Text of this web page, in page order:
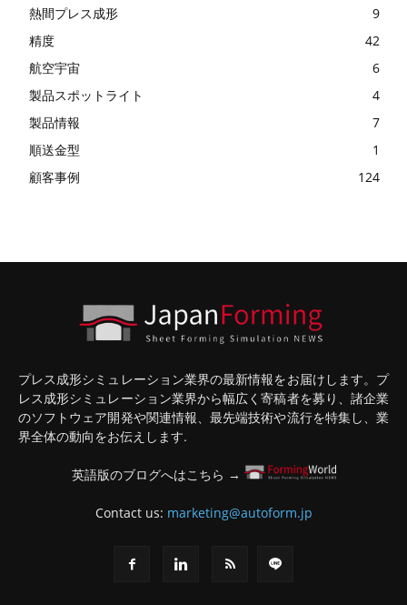
熱間プレス成形
9
精度
42
航空宇宙
6
製品スポットライト
4
製品情報
7
順送金型
1
顧客事例
124
プレス成形シミュレーション業界の最新情報をお届けします。プ
レス成形シミュレーション業界から幅広く寄稿者を募り、諸企業
のソフトウェア開発や関連情報、最先端技術や流行を特集し、業
界全体の動向をお伝えします.
英語版のブログへはこちら →
Contact us: marketing@autoform.jp